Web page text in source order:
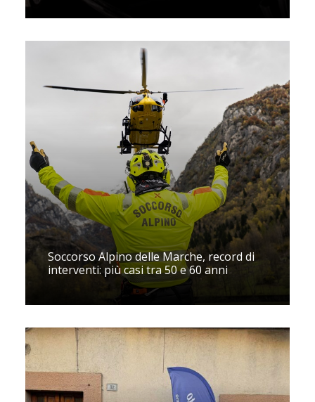
Soccorso Alpino delle Marche, record di
interventi: più casi tra 50 e 60 anni